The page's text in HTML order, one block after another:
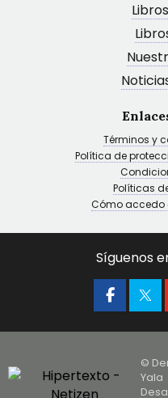
Términos y
Política de
Políticas
Cómo accedo
Síguenos
©
Yala